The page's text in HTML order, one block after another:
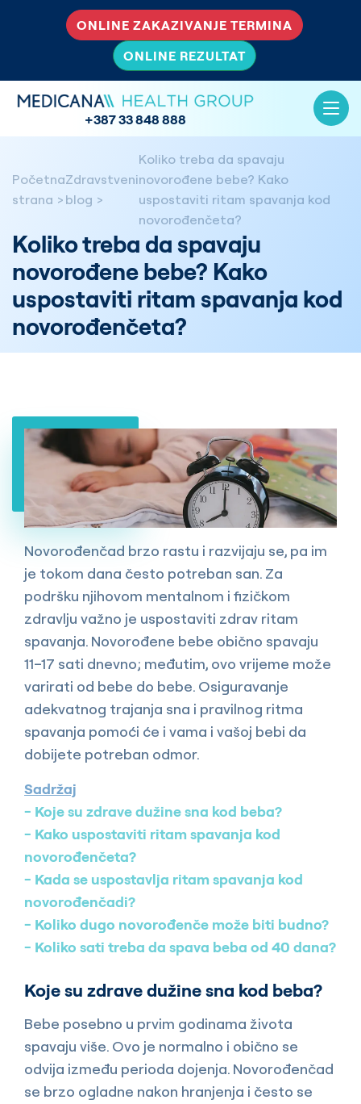
ONLINE ZAKAZIVANJE TERMINA
ONLINE REZULTAT
+387 33 848 888
Početna
strana
Zdravstveni
blog
Koliko treba da spavaju
novorođene bebe? Kako
uspostaviti ritam spavanja kod
novorođenčeta?
Koliko treba da spavaju
novorođene bebe? Kako
uspostaviti ritam spavanja kod
novorođenčeta?
Novorođenčad brzo rastu i razvijaju se, pa im
je tokom dana često potreban san. Za
podršku njihovom mentalnom i fizičkom
zdravlju važno je uspostaviti zdrav ritam
spavanja. Novorođene bebe obično spavaju
11–17 sati dnevno; međutim, ovo vrijeme može
varirati od bebe do bebe. Osiguravanje
adekvatnog trajanja sna i pravilnog ritma
spavanja pomoći će i vama i vašoj bebi da
dobijete potreban odmor.
Sadržaj
Koje su zdrave dužine sna kod beba?
Kako uspostaviti ritam spavanja kod
novorođenčeta?
Kada se uspostavlja ritam spavanja kod
novorođenčadi?
Koliko dugo novorođenče može biti budno?
Koliko sati treba da spava beba od 40 dana?
Koje su zdrave dužine sna kod beba?
Bebe posebno u prvim godinama života
spavaju više. Ovo je normalno i obično se
odvija između perioda dojenja. Novorođenčad
se brzo ogladne nakon hranjenja i često se